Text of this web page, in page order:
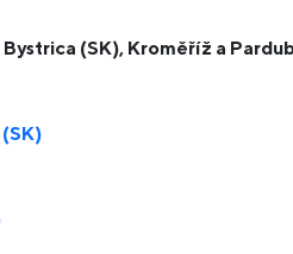
(SK), Kroměříž a